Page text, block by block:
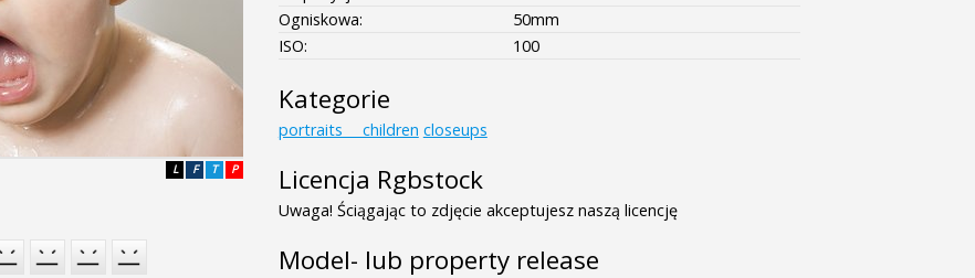
P
T
F
L
Ogniskowa:
50mm
ISO:
100
Kategorie
portraits___children closeups
Licencja Rgbstock
Uwaga! Ściągając to zdjęcie akceptujesz naszą licencję
Model- lub property release